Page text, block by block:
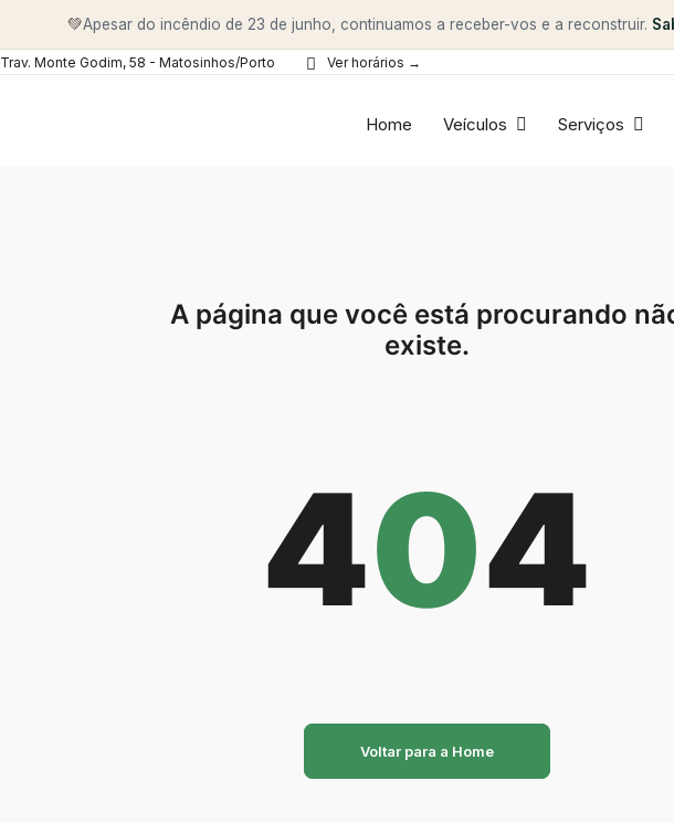
💚Apesar do incêndio de 23 de junho, continuamos a receber-vos e a reconstruir.
Trav. Monte Godim, 58 - Matosinhos/Porto Ver horários →
Home Veículos Serviços
A página que você está procurando
existe.
404
Voltar para a Home